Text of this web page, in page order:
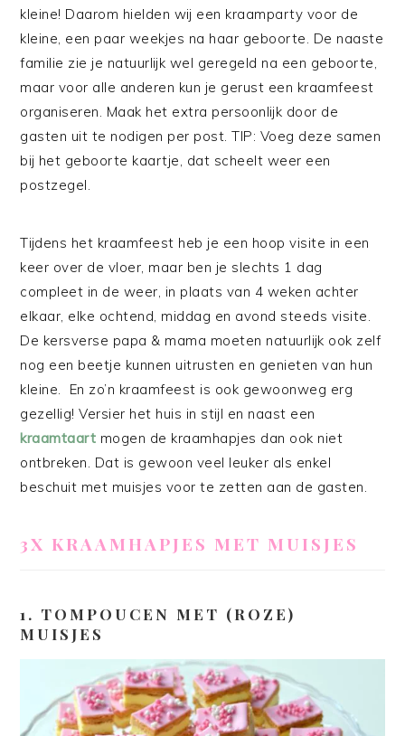
kleine! Daarom hielden wij een kraamparty voor de
kleine, een paar weekjes na haar geboorte. De naaste
familie zie je natuurlijk wel geregeld na een geboorte,
maar voor alle anderen kun je gerust een kraamfeest
organiseren. Maak het extra persoonlijk door de
gasten uit te nodigen per post. TIP: Voeg deze samen
bij het geboorte kaartje, dat scheelt weer een
postzegel.
Tijdens het kraamfeest heb je een hoop visite in een
keer over de vloer, maar ben je slechts 1 dag
compleet in de weer, in plaats van 4 weken achter
elkaar, elke ochtend, middag en avond steeds visite.
De kersverse papa & mama moeten natuurlijk ook zelf
nog een beetje kunnen uitrusten en genieten van hun
kleine. En zo’n kraamfeest is ook gewoonweg erg
gezellig! Versier het huis in stijl en naast een
kraamtaart mogen de kraamhapjes dan ook niet
ontbreken. Dat is gewoon veel leuker als enkel
beschuit met muisjes voor te zetten aan de gasten.
3X KRAAMHAPJES MET MUISJES
1. TOMPOUCEN MET (ROZE)
MUISJES